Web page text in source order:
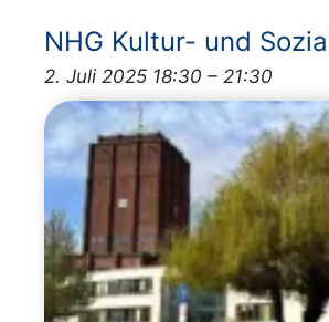
NHG Kultur- und
2. Juli 2025 18:30 – 21:30